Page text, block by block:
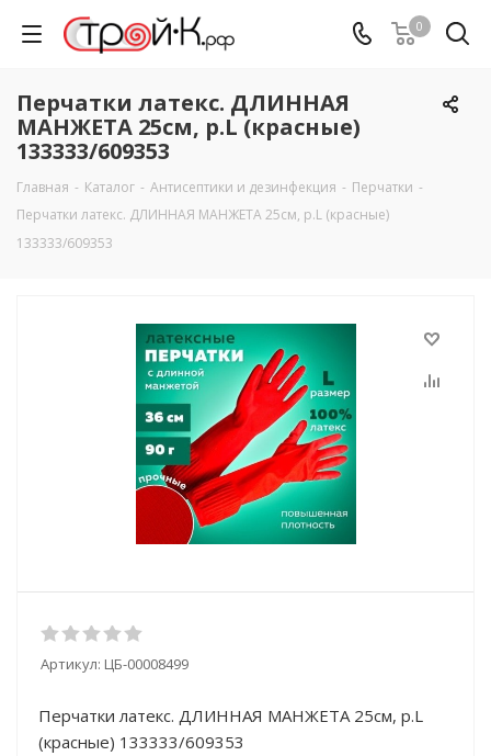
0
Перчатки латекс. ДЛИННАЯ
МАНЖЕТА 25см, р.L (красные)
133333/609353
Главная - Каталог - Антисептики и дезинфекция - Перчатки -
Перчатки латекс. ДЛИННАЯ МАНЖЕТА 25см, р.L (красные)
133333/609353
Артикул: ЦБ-00008499
Перчатки латекс. ДЛИННАЯ МАНЖЕТА 25см, р.L
(красные) 133333/609353